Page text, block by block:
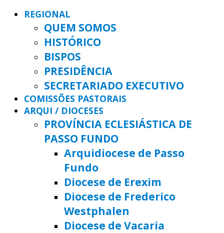
REGIONAL
QUEM SOMOS
HISTÓRICO
BISPOS
PRESIDÊNCIA
SECRETARIADO EXECUTIVO
COMISSÕES PASTORAIS
ARQUI / DIOCESES
PROVÍNCIA ECLESIÁSTICA DE
PASSO FUNDO
Arquidiocese de Passo
Fundo
Diocese de Erexim
Diocese de Frederico
Westphalen
Diocese de Vacaria